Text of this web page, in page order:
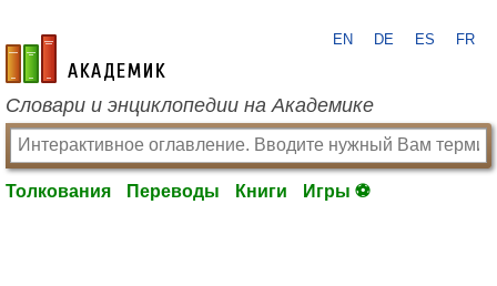
academic.ru
EN DE ES FR
Словари и энциклопедии на Академике
Толкования Переводы Книги Игры ⚽